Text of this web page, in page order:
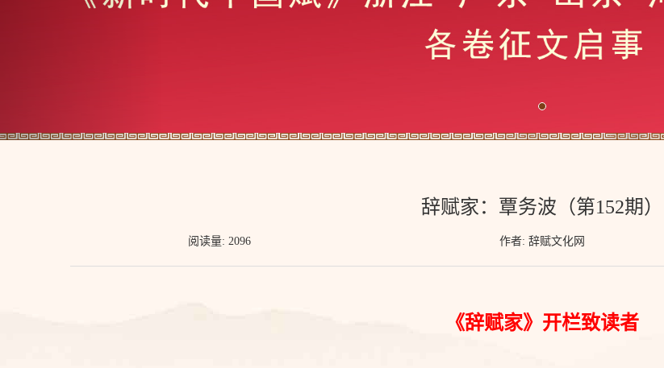
辞赋家：覃务波（第152期）
阅读量: 2096 作者: 辞赋文化网
《辞赋家》开栏致读者